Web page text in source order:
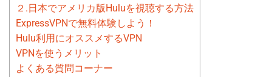
２.日本でアメリカ版Huluを視聴する方法
ExpressVPNで無料体験しよう！
Hulu利用にオススメするVPN
VPNを使うメリット
よくある質問コーナー